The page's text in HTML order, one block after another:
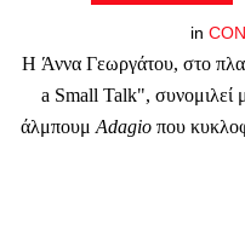
in
Η Άννα Γεωργάτου, στο
a Small Talk", συνομιλεί
άλμπουμ Adagioπου